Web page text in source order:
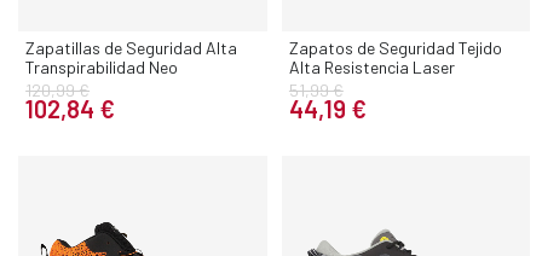
Zapatillas de Seguridad Alta
Transpirabilidad Neo
120,99 €
102,84 €
Zapatos de Seguridad Tejido
Alta Resistencia Laser
51,99 €
44,19 €